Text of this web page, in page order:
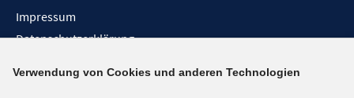
Impressum
Datenschutzerklärung
Barrieren melden
Verwendung von Cookies und anderen Technologien